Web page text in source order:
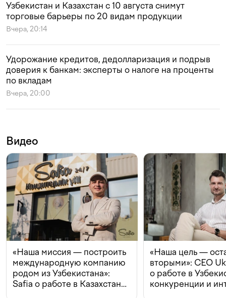
Узбекистан и Казахстан с 10 августа снимут
торговые барьеры по 20 видам продукции
Вчера, 20:14
Удорожание кредитов, дедолларизация и подрыв
доверия к банкам: эксперты о налоге на проценты
по вкладам
Вчера, 20:00
Видео
«Наша миссия — построить
международную компанию
родом из Узбекистана»:
Safia о работе в Казахстане,
«Наша цель —
вторыми»: CEO
о работе в
конкуренции и